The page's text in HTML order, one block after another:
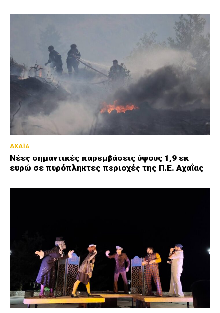
ΑΧΑΪΑ
Νέες σημαντικές παρεμβάσεις ύψους 1,9 εκ
ευρώ σε πυρόπληκτες περιοχές της Π.Ε. Αχαΐας